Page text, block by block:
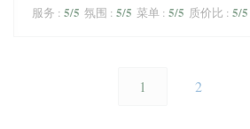
服务 : 5/5 氛围 : 5/5 菜单 : 5/5 质价比 : 5/5
1 2